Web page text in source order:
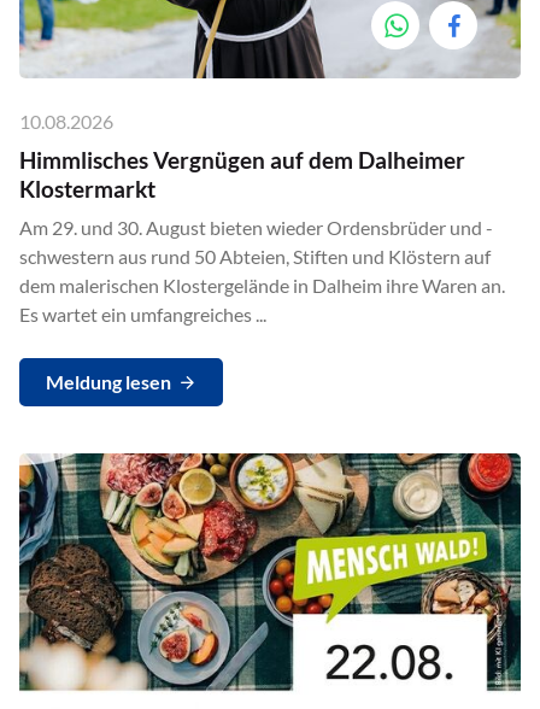
10.08.2026
Himmlisches Vergnügen auf dem Dalheimer
Klostermarkt
Am 29. und 30. August bieten wieder Ordensbrüder und -
schwestern aus rund 50 Abteien, Stiften und Klöstern auf
dem malerischen Klostergelände in Dalheim ihre Waren an.
Es wartet ein umfangreiches ...
Meldung lesen